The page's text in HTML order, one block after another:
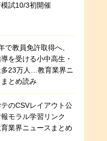
試10/3初開催
で教員免許取得へ、
を受ける小中高生・
23万人…教育業界ニ
まとめ読み
のCSVレイアウト公
モラル学習リンク
業界ニュースまとめ